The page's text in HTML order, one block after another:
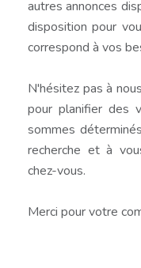
autres annonces
disposition pour
correspond à vos
N'hésitez pas à
pour planifier des
sommes
recherche et à
chez-vous.
Merci pour votre